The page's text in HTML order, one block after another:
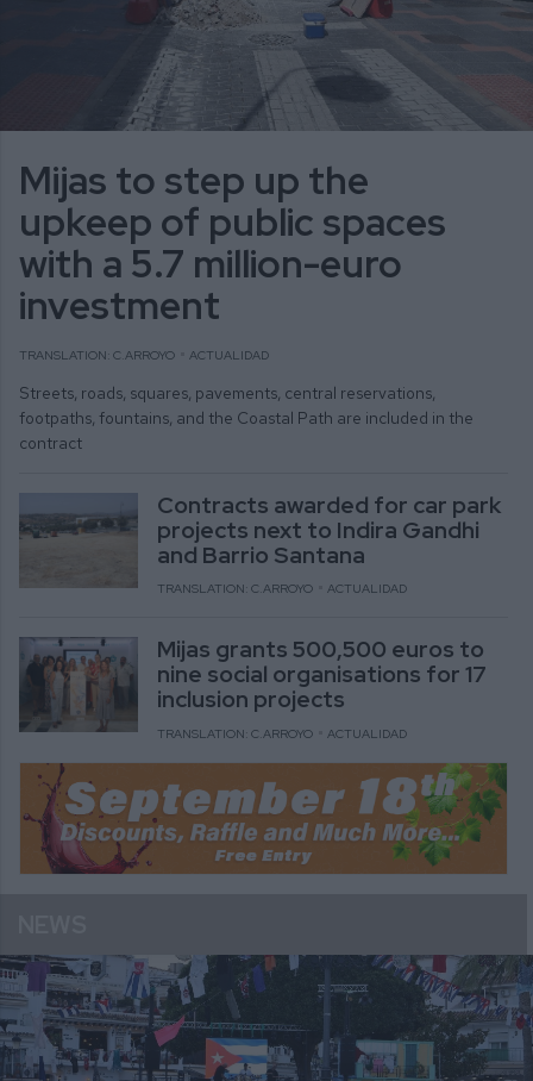
Mijas to step up the
upkeep of public spaces
with a 5.7 million-euro
investment
TRANSLATION: C.ARROYO ACTUALIDAD
Streets, roads, squares, pavements, central reservations,
footpaths, fountains, and the Coastal Path are included in the
contract
Contracts awarded for car park
projects next to Indira Gandhi
and Barrio Santana
TRANSLATION: C.ARROYO ACTUALIDAD
Mijas grants 500,500 euros to
nine social organisations for 17
inclusion projects
TRANSLATION: C.ARROYO ACTUALIDAD